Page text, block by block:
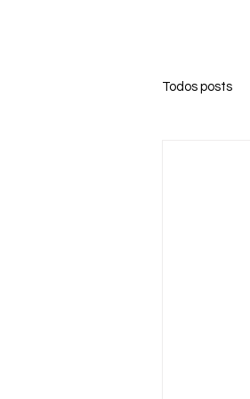
Todos posts